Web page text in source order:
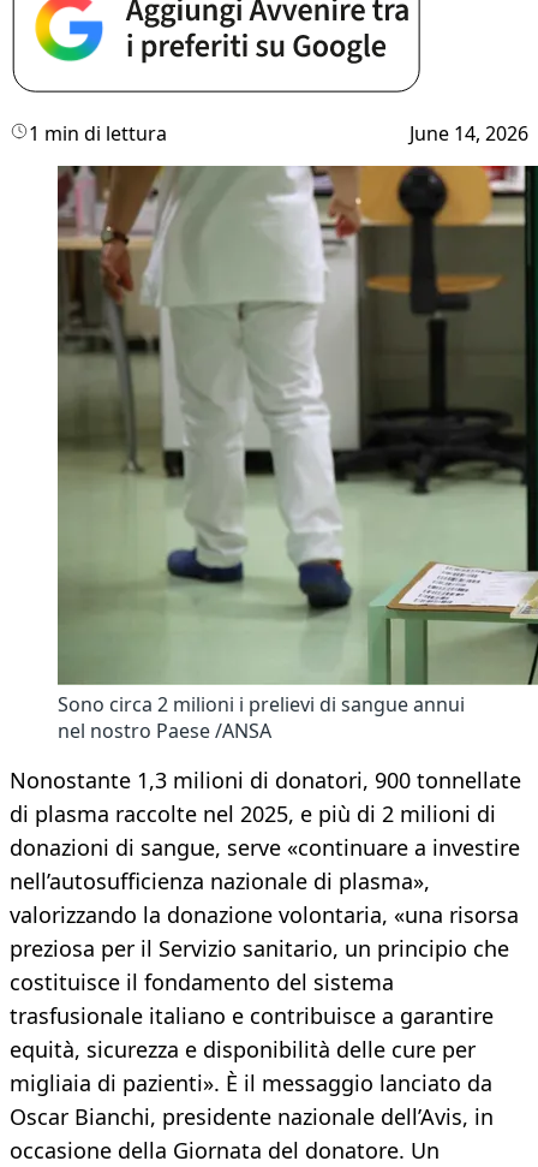
1 min di lettura June 14, 2026
Sono circa 2 milioni i prelievi di sangue annui
nel nostro Paese /ANSA
Nonostante 1,3 milioni di donatori, 900 tonnellate
di plasma raccolte nel 2025, e più di 2 milioni di
donazioni di sangue, serve «continuare a investire
nell’autosufficienza nazionale di plasma»,
valorizzando la donazione volontaria, «una risorsa
preziosa per il Servizio sanitario, un principio che
costituisce il fondamento del sistema
trasfusionale italiano e contribuisce a garantire
equità, sicurezza e disponibilità delle cure per
migliaia di pazienti». È il messaggio lanciato da
Oscar Bianchi, presidente nazionale dell’Avis, in
occasione della Giornata del donatore. Un